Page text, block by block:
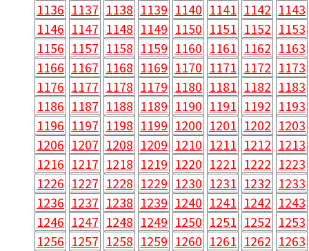
1136 1137 1138 1139 1140 1141 1142 1143
1146 1147 1148 1149 1150 1151 1152 1153
1156 1157 1158 1159 1160 1161 1162 1163
1166 1167 1168 1169 1170 1171 1172 1173
1176 1177 1178 1179 1180 1181 1182 1183
1186 1187 1188 1189 1190 1191 1192 1193
1196 1197 1198 1199 1200 1201 1202 1203
1206 1207 1208 1209 1210 1211 1212 1213
1216 1217 1218 1219 1220 1221 1222 1223
1226 1227 1228 1229 1230 1231 1232 1233
1236 1237 1238 1239 1240 1241 1242 1243
1246 1247 1248 1249 1250 1251 1252 1253
1256 1257 1258 1259 1260 1261 1262 1263